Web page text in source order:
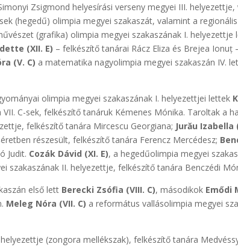
Zsigmond helyesírási verseny megyei III.
(hegedű) olimpia megyei szakaszát, valamint a
(grafika) olimpia megyei szakaszának I.
(XII. E) – felkészítő tanárai Rácz Eliza és Brejea
(V. C) a matematika nagyolimpia megyei szakaszán IV.
olimpia megyei szakaszának I. helyezettjei lettek
VII. C-sek, felkészítő tanáruk Kémenes Mónika. Taroltak a
felkészítő tanára Mircescu Georgiana; Jurău Izabella
részesült, felkészítő tanára Ferencz Mercédesz;
Judit. Cozák Dávid (XI. E), a hegedűolimpia megyei
szakaszának II. helyezettje, felkészítő tanára Benczédi
első lett Berecki Zsófia (VIII. C), másodikok Emődi
Meleg Nóra (VII. C) a református vallásolimpia megyei
(zongora mellékszak), felkészítő tanára